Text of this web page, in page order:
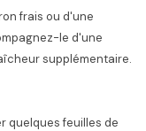
frais ou d'une
le d'une
supplémentaire.
quelques feuilles de